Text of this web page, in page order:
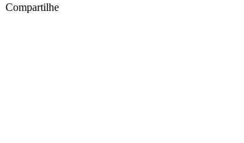
Compartilhe